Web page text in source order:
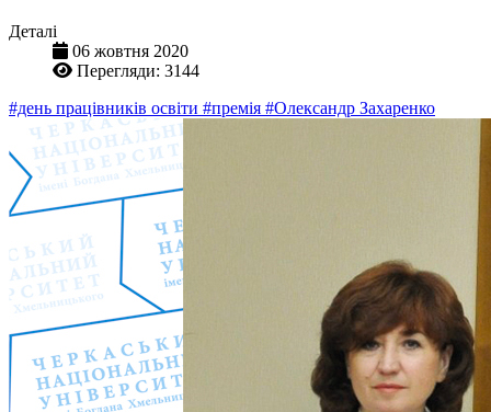
Деталі
06 жовтня 2020
Перегляди: 3144
#день працівників освіти #премія #Олександр Захаренко